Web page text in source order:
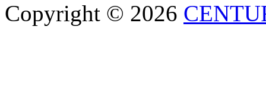
Copyright © 2026